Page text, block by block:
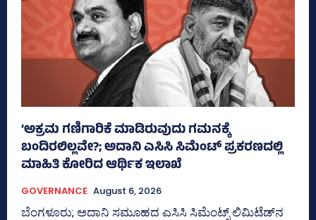
‘ಅಕ್ರಮ ಗಣಿಗಾರಿಕೆ ಮಾಡಿರುವುದು ಗಮನಕ್ಕೆ
ಬಂದಿರಲಿಲ್ಲವೇ?; ಅದಾನಿ ಎಸಿಸಿ ಸಿಮೆಂಟ್ ಪ್ರಕರಣದಲ್ಲಿ
ಮಾಹಿತಿ ಕೋರಿದ ಆರ್ಥಿಕ ಇಲಾಖೆ
GOVERNANCE August 6, 2026
ಬೆಂಗಳೂರು; ಅದಾನಿ ಸಮೂಹದ ಎಸಿಸಿ ಸಿಮೆಂಟ್ಸ್‌ ಲಿಮಿಟೆಡ್‌ನ